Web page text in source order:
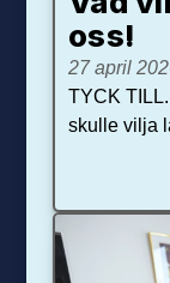
oss!
27 april
TYCK
skulle vilja